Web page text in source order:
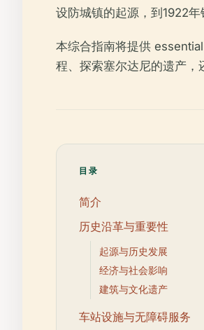
设防城镇的起源，到1922年
本综合指南将提供
程、探索塞尔达尼的遗产，
目录
简介
历史沿革与重要性
起源与历史发展
经济与社会影响
建筑与文化遗产
车站设施与无障碍服务